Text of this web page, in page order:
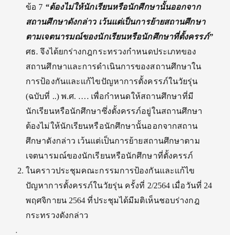
ข้อ 7 “ต้องไม่ให้นักเรียนหรือนักศึกษานั้นออกจาก
สถานศึกษาดังกล่าว เว้นแต่เป็นการย้ายสถานศึกษา
ตามเจตนารมณ์ของนักเรียนหรือนักศึกษาที่ตั้งครรภ์”
ศธ. จึงได้ยกร่างกฎกระทรวงกำหนดประเภทของ
สถานศึกษาและการดำเนินการของสถานศึกษาใน
การป้องกันและแก้ไขปัญหาการตั้งครรภ์ในวัยรุ่น
(ฉบับที่ ..) พ.ศ. …. เพื่อกำหนดให้สถานศึกษาที่มี
นักเรียนหรือนักศึกษาซึ่งตั้งครรภ์อยู่ในสถานศึกษา
ต้องไม่ให้นักเรียนหรือนักศึกษานั้นออกจากสถาน
ศึกษาดังกล่าว เว้นแต่เป็นการย้ายสถานศึกษาตาม
เจตนารมณ์ของนักเรียนหรือนักศึกษาที่ตั้งครรภ์
ในคราวประชุมคณะกรรมการป้องกันและแก้ไข
ปัญหาการตั้งครรภ์ในวัยรุ่น ครั้งที่ 2/2564 เมื่อวันที่ 24
พฤศจิกายน 2564 ที่ประชุมได้มีมติเห็นชอบร่างกฎ
กระทรวงดังกล่าว
.